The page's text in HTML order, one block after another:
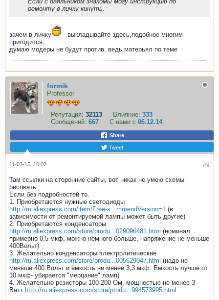
ремонту в личку кинуть.
зачем в личку
выкладывайте здесь,подобное многим
пригодится,
думаю модеры не будут против, ведь матерьял по теме
formik
Professor
Репутация: 32113 Влияние: 333
Сообщений: 667 С нами с 06.12.14
Share
Tweet
#9
11-03-15, 10:02
Там ссылки на сторонние сайты, вот никак не умею схемы
рисовать
Если без подробностей то.
1. Приобретаются нужные светодиоды
http://ru.aliexpress.com/item/Free-s...mmendVersion=1 (в
зависимости от ремонтируемой лампы может быть другие)
2. Приобретаются конденсаторы
http://ru.aliexpress.com/store/produ...029096481.html (номинал
примерно 0,5 мкф, можно немного больше, напряжение не меньше
400Вольт)
3. Желательно конденсаторы электролитические
http://ru.aliexpress.com/store/produ...005629047.html (надо не
меньше 400 Вольт и ёмкость не менее 3,3 мкф. Емкость лучше от
10 мкф- убирается "мерцание" ламп)
4. Желательно резисторы 100-200 Ом, мощностью не менее 3
Ватт http://ru.aliexpress.com/store/produ...994573995.html